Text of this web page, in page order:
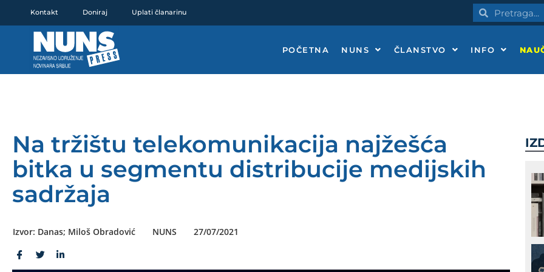
Kontakt Doniraj Uplati članarinu PretragaPretraga
POČETNA NUNS ČLANSTVO INFO
Na tržištu telekomunikacija najžešća
bitka u segmentu distribucije medijskih
sadržaja
Izvor: Danas; Miloš Obradović NUNS 27/07/2021